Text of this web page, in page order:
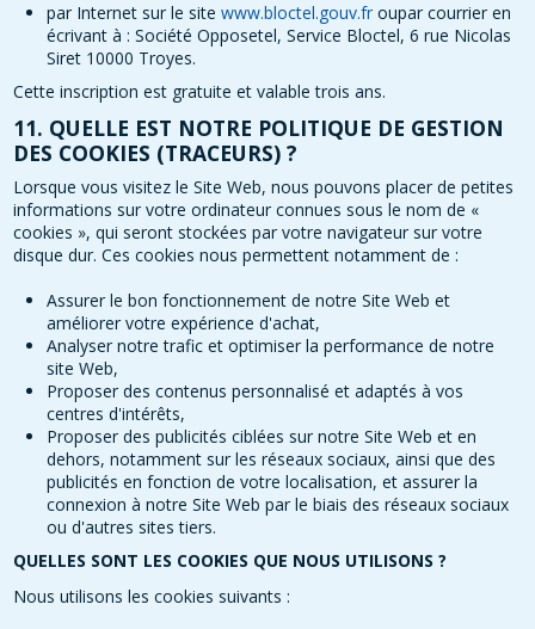
par Internet sur le site www.bloctel.gouv.froupar courrier en
écrivant à : Société Opposetel, Service Bloctel, 6 rue Nicolas
Siret 10000 Troyes.
Cette inscription est gratuite et valable trois ans.
11. QUELLE EST NOTRE POLITIQUE DE GESTION
DES COOKIES (TRACEURS) ?
Lorsque vous visitez le Site Web, nous pouvons placer de petites
informations sur votre ordinateur connues sous le nom de «
cookies », qui seront stockées par votre navigateur sur votre
disque dur. Ces cookies nous permettent notamment de :
Assurer le bon fonctionnement de notre Site Web et
améliorer votre expérience d'achat,
Analyser notre trafic et optimiser la performance de notre
site Web,
Proposer des contenus personnalisé et adaptés à vos
centres d'intérêts,
Proposer des publicités ciblées sur notre Site Web et en
dehors, notamment sur les réseaux sociaux, ainsi que des
publicités en fonction de votre localisation, et assurer la
connexion à notre Site Web par le biais des réseaux sociaux
ou d'autres sites tiers.
QUELLES SONT LES COOKIES QUE NOUS UTILISONS ?
Nous utilisons les cookies suivants :